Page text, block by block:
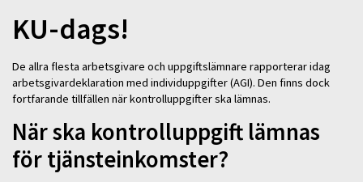
KU-dags!
De allra flesta arbetsgivare och uppgiftslämnare rapporterar idag
arbetsgivardeklaration med individuppgifter (AGI). Den finns dock
fortfarande tillfällen när kontrolluppgifter ska lämnas.
När ska kontrolluppgift lämnas
för tjänsteinkomster?